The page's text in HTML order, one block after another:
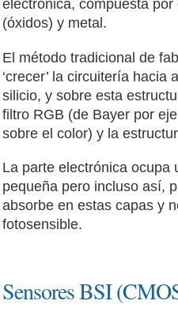
electrónica, compuesta
(óxidos) y metal.
El método tradicional de
‘crecer’ la circuitería
silicio, y sobre esta
filtro RGB (de Bayer por
sobre el color) y la
La parte electrónica ocupa
pequeña pero incluso así,
absorbe en estas capas y
fotosensible.
Sensores BSI